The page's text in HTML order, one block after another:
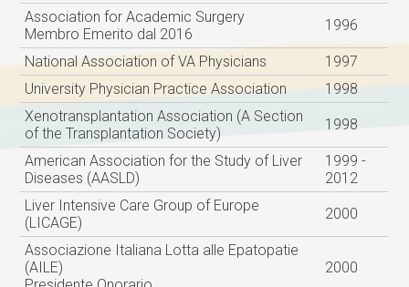
Association for Academic Surgery
Membro Emerito dal 2016
1996
National Association of VA Physicians
1997
University Physician Practice Association
1998
Xenotransplantation Association (A Section
of the Transplantation Society)
1998
American Association for the Study of Liver
Diseases (AASLD)
1999 -
2012
Liver Intensive Care Group of Europe
(LICAGE)
2000
Associazione Italiana Lotta alle Epatopatie
(AILE)
2000